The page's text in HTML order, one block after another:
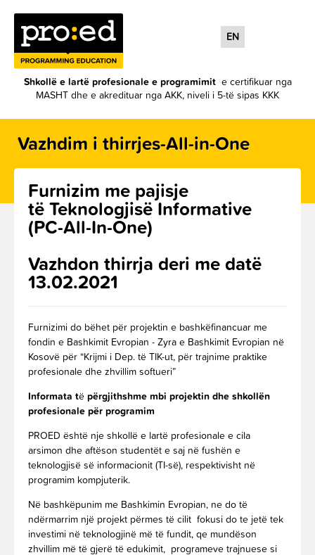
EN
Shkollë e lartë profesionale e programimit e certifikuar nga
MASHT dhe e akredituar nga AKK, niveli i 5-të sipas KKK
Vazhdim i thirrjes-All-in-One
Furnizim me pajisje
të Teknologjisë Informative
(PC-All-In-One)
Vazhdon thirrja deri me datë
13.02.2021
Furnizimi do bëhet për projektin e bashkëfinancuar me
fondin e Bashkimit Evropian - Zyra e Bashkimit Evropian në
Kosovë për “Krijmi i Dep. të TIK-ut, për trajnime praktike
profesionale dhe zhvillim softueri”
Informata të përgjithshme mbi projektin dhe shkollën
profesionale për programim
PROED është nje shkollë e lartë profesionale e cila
arsimon dhe aftëson studentët e saj në fushën e
teknologjisë së informacionit (TI-së), respektivisht në
programim kompjuterik.
Në bashkëpunim me Bashkimin Evropian, ne do të
ndërmarrim një projekt përmes të cilit fokusi do te jetë tek
investimi në teknologjinë më të fundit, qe mundëson
zhvillim më të gjerë të edukimit, programeve trajnuese si